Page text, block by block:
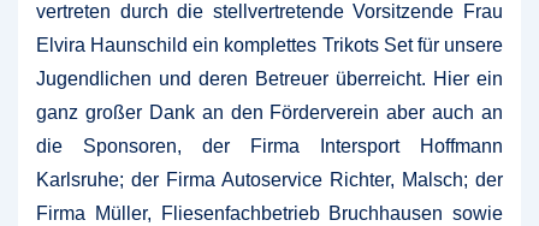
vertreten durch die stellvertretende Vorsitzende Frau
Elvira Haunschild ein komplettes Trikots Set für unsere
Jugendlichen und deren Betreuer überreicht. Hier ein
ganz großer Dank an den Förderverein aber auch an
die Sponsoren, der Firma Intersport Hoffmann
Karlsruhe; der Firma Autoservice Richter, Malsch; der
Firma Müller, Fliesenfachbetrieb Bruchhausen sowie